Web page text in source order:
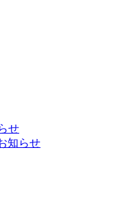
せ
知らせ